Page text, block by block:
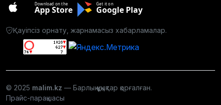
Download on the
App Store
Get it on
Google Play
Қауіпсіз орнату, жарнамасыз хабарламалар.
© 2025 malim.kz — Барлық құқықтар қорғалған.
Прайс-парақшасы